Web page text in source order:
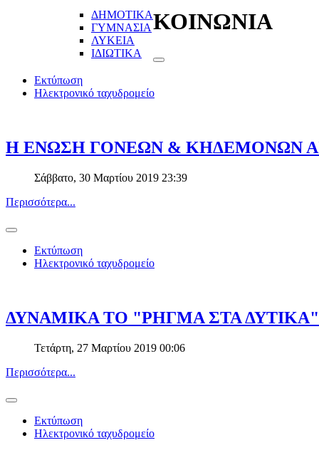
ΔΗΜΟΤΙΚΑ
ΓΥΜΝΑΣΙΑ
ΛΥΚΕΙΑ
ΙΔΙΩΤΙΚΑ
ΚΟΙΝΩΝΙΑ
Εκτύπωση
Ηλεκτρονικό ταχυδρομείο
Η ΕΝΩΣΗ ΓΟΝΕΩΝ & ΚΗΔΕΜΟΝΩΝ
Σάββατο, 30 Μαρτίου 2019 23:39
Περισσότερα...
Εκτύπωση
Ηλεκτρονικό ταχυδρομείο
ΔΥΝΑΜΙΚΑ ΤΟ "ΡΗΓΜΑ ΣΤΑ ΔΥΤΙΚΑ"
Τετάρτη, 27 Μαρτίου 2019 00:06
Περισσότερα...
Εκτύπωση
Ηλεκτρονικό ταχυδρομείο